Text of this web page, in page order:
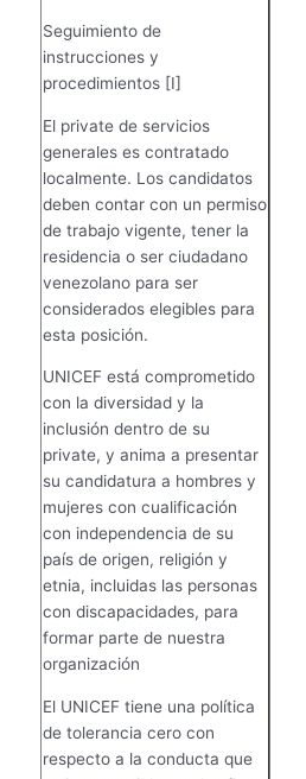
Seguimiento de
instrucciones y
procedimientos [I]
El private de servicios
generales es contratado
localmente. Los candidatos
deben contar con un permiso
de trabajo vigente, tener la
residencia o ser ciudadano
venezolano para ser
considerados elegibles para
esta posición.
UNICEF está comprometido
con la diversidad y la
inclusión dentro de su
private, y anima a presentar
su candidatura a hombres y
mujeres con cualificación
con independencia de su
país de origen, religión y
etnia, incluidas las personas
con discapacidades, para
formar parte de nuestra
organización
El UNICEF tiene una política
de tolerancia cero con
respecto a la conducta que